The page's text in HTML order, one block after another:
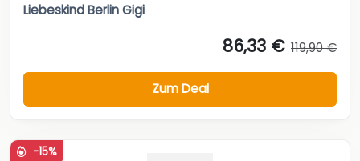
Liebeskind Berlin Gigi
86,33 € 119,90 €
Zum Deal
-15%